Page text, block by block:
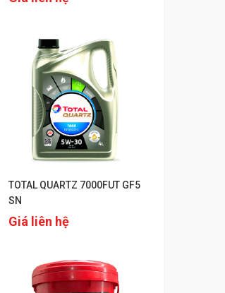
TOTAL QUARTZ 7000FUT GF5
SN
Giá liên hệ